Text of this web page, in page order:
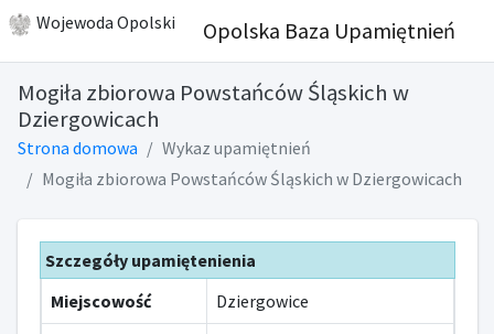
Wojewoda Opolski Opolska Baza Upamiętnień
Mogiła zbiorowa Powstańców Śląskich w
Dziergowicach
Strona domowa
Wykaz upamiętnień
Mogiła zbiorowa Powstańców Śląskich w Dziergowicach
Szczegóły upamiętenienia
Miejscowość
Dziergowice